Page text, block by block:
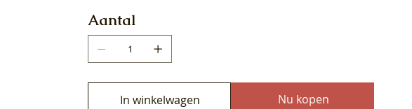
Aantal
In winkelwagen Nu kopen